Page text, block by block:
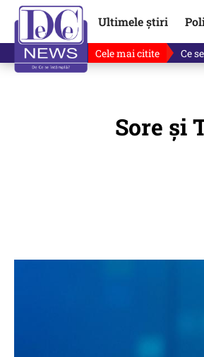
Ultimele știri
Cele mai citite Ce
Sore și